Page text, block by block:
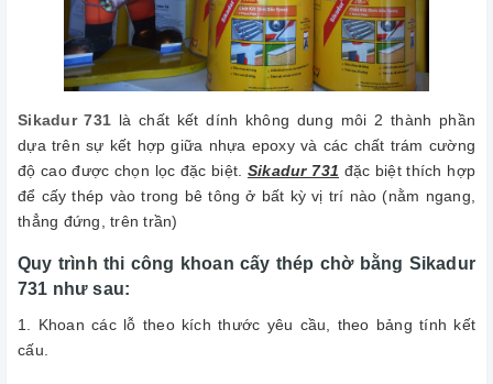
Sikadur 731 là chất kết dính không dung môi 2 thành phần
dựa trên sự kết hợp giữa nhựa epoxy và các chất trám cường
độ cao được chọn lọc đặc biệt. Sikadur 731 đặc biệt thích hợp
để cấy thép vào trong bê tông ở bất kỳ vị trí nào (nằm ngang,
thẳng đứng, trên trần)
Quy trình thi công khoan cấy thép chờ bằng Sikadur
731 như sau:
1. Khoan các lỗ theo kích thước yêu cầu, theo bảng tính kết
cấu.